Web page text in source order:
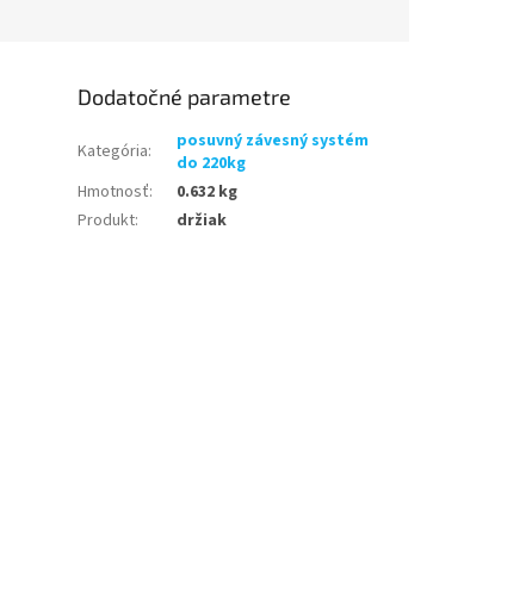
Dodatočné parametre
Kategória:
posuvný závesný systém
do 220kg
Hmotnosť:
0.632 kg
Produkt: držiak